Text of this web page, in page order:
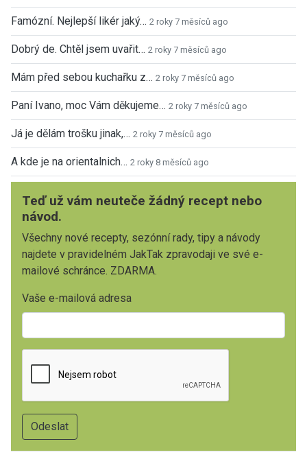
Famózní. Nejlepší likér jaký… 2 roky 7 měsíců ago
Dobrý de. Chtěl jsem uvařit… 2 roky 7 měsíců ago
Mám před sebou kuchařku z… 2 roky 7 měsíců ago
Paní Ivano, moc Vám děkujeme… 2 roky 7 měsíců ago
Já je dělám trošku jinak,… 2 roky 7 měsíců ago
A kde je na orientalnich… 2 roky 8 měsíců ago
Teď už vám neuteče žádný recept nebo
návod.
Všechny nové recepty, sezónní rady, tipy a návody
najdete v pravidelném JakTak zpravodaji ve své e-
mailové schránce. ZDARMA.
Vaše e-mailová adresa